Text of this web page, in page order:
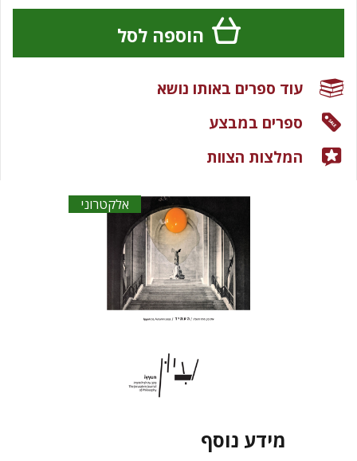
אלקטרוני
מידע נוסף
הוספה לסל
עוד ספרים באותו נושא
ספרים במבצע
המלצות הצוות